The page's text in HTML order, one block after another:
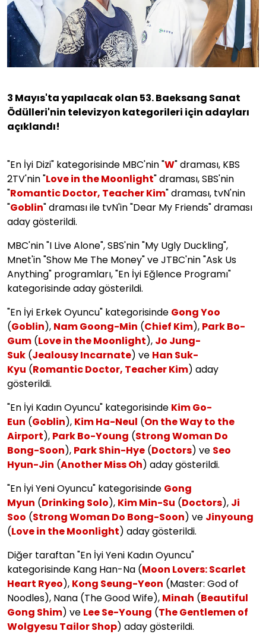
3 Mayıs'ta yapılacak olan 53. Baeksang Sanat
Ödülleri'nin televizyon kategorileri için adayları
açıklandı!
"En İyi Dizi" kategorisinde MBC'nin "W" draması, KBS
2TV'nin "Love in the Moonlight" draması, SBS'nin
"Romantic Doctor, Teacher Kim" draması, tvN'nin
"Goblin" draması ile tvN'in "Dear My Friends" draması
aday gösterildi.
MBC'nin "I Live Alone", SBS'nin "My Ugly Duckling",
Mnet'in "Show Me The Money" ve JTBC'nin "Ask Us
Anything" programları, "En İyi Eğlence Programı"
kategorisinde aday gösterildi.
"En İyi Erkek Oyuncu" kategorisinde Gong Yoo
(Goblin), Nam Goong-Min (Chief Kim), Park Bo-
Gum (Love in the Moonlight), Jo Jung-
Suk (Jealousy Incarnate) ve Han Suk-
Kyu (Romantic Doctor, Teacher Kim) aday
gösterildi.
"En İyi Kadın Oyuncu" kategorisinde Kim Go-
Eun (Goblin), Kim Ha-Neul (On the Way to the
Airport), Park Bo-Young (Strong Woman Do
Bong-Soon), Park Shin-Hye (Doctors) ve Seo
Hyun-Jin (Another Miss Oh) aday gösterildi.
"En İyi Yeni Oyuncu" kategorisinde Gong
Myun (Drinking Solo), Kim Min-Su (Doctors), Ji
Soo (Strong Woman Do Bong-Soon) ve Jinyoung
(Love in the Moonlight) aday gösterildi.
Diğer taraftan "En İyi Yeni Kadın Oyuncu"
kategorisinde Kang Han-Na (Moon Lovers: Scarlet
Heart Ryeo), Kong Seung-Yeon (Master: God of
Noodles), Nana (The Good Wife), Minah (Beautiful
Gong Shim) ve Lee Se-Young (The Gentlemen of
Wolgyesu Tailor Shop) aday gösterildi.